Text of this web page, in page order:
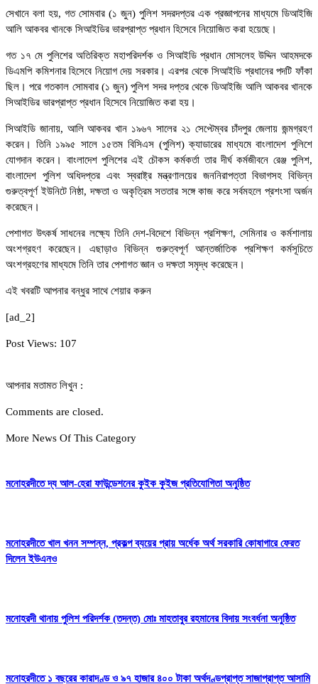
সেখানে বলা হয়, গত সোমবার (১ জুন) পুলিশ সদরদপ্তর এক প্রজ্ঞাপনের মাধ্যমে ডিআইজি
আলি আকবর খানকে সিআইডির ভারপ্রাপ্ত প্রধান হিসেবে নিয়োজিত করা হয়েছে।
গত ১৭ মে পুলিশের অতিরিক্ত মহাপরিদর্শক ও সিআইডি প্রধান মোসলেহ উদ্দিন আহমদকে
ডিএমপি কমিশনার হিসেবে নিয়োগ দেয় সরকার। এরপর থেকে সিআইডি প্রধানের পদটি ফাঁকা
ছিল। পরে গতকাল সোমবার (১ জুন) পুলিশ সদর দপ্তর থেকে ডিআইজি আলি আকবর খানকে
সিআইডির ভারপ্রাপ্ত প্রধান হিসেবে নিয়োজিত করা হয়।
সিআইডি জানায়, আলি আকবর খান ১৯৬৭ সালের ২১ সেপ্টেম্বর চাঁদপুর জেলায় জন্মগ্রহণ
করেন। তিনি ১৯৯৫ সালে ১৫তম বিসিএস (পুলিশ) ক্যাডারের মাধ্যমে বাংলাদেশ পুলিশে
যোগদান করেন। বাংলাদেশ পুলিশের এই চৌকস কর্মকর্তা তার দীর্ঘ কর্মজীবনে রেঞ্জ পুলিশ,
বাংলাদেশ পুলিশ অধিদপ্তর এবং স্বরাষ্ট্র মন্ত্রণালয়ের জননিরাপত্তা বিভাগসহ বিভিন্ন
গুরুত্বপূর্ণ ইউনিটে নিষ্ঠা, দক্ষতা ও অকৃত্রিম সততার সঙ্গে কাজ করে সর্বমহলে প্রশংসা অর্জন
করেছেন।
পেশাগত উৎকর্ষ সাধনের লক্ষ্যে তিনি দেশ-বিদেশে বিভিন্ন প্রশিক্ষণ, সেমিনার ও কর্মশালায়
অংশগ্রহণ করেছেন। এছাড়াও বিভিন্ন গুরুত্বপূর্ণ আন্তর্জাতিক প্রশিক্ষণ কর্মসূচিতে
অংশগ্রহণের মাধ্যমে তিনি তার পেশাগত জ্ঞান ও দক্ষতা সমৃদ্ধ করেছেন।
এই খবরটি আপনার বন্ধুর সাথে শেয়ার করুন
[ad_2]
Post Views: 107
আপনার মতামত লিখুন :
Comments are closed.
More News Of This Category
মনোহরদীতে দ্য আল-হেরা ফাউন্ডেশনের কুইক কুইজ প্রতিযোগিতা অনুষ্ঠিত
মনোহরদীতে খাল খনন সম্পন্ন, প্রকল্প ব্যয়ের প্রায় অর্ধেক অর্থ সরকারি কোষাগারে ফেরত
দিলেন ইউএনও
মনোহরদী থানায় পুলিশ পরিদর্শক (তদন্ত) মোঃ মাহতাবুর রহমানের বিদায় সংবর্ধনা অনুষ্ঠিত
মনোহরদীতে ১ বছরের কারাদণ্ড ও ৯৭ হাজার ৪০০ টাকা অর্থদণ্ডপ্রাপ্ত সাজাপ্রাপ্ত আসামি